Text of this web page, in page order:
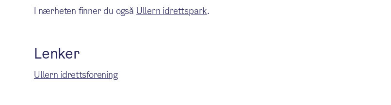
I nærheten finner du også Ullern idrettspark.
Lenker
Ullern idrettsforening